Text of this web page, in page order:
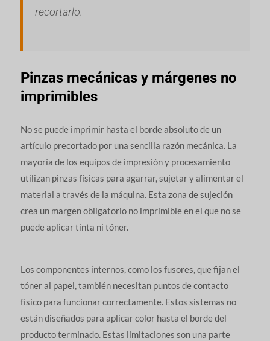
recortarlo.
Pinzas mecánicas y márgenes no
imprimibles
No se puede imprimir hasta el borde absoluto de un
artículo precortado por una sencilla razón mecánica. La
mayoría de los equipos de impresión y procesamiento
utilizan pinzas físicas para agarrar, sujetar y alimentar el
material a través de la máquina. Esta zona de sujeción
crea un margen obligatorio no imprimible en el que no se
puede aplicar tinta ni tóner.
Los componentes internos, como los fusores, que fijan el
tóner al papel, también necesitan puntos de contacto
físico para funcionar correctamente. Estos sistemas no
están diseñados para aplicar color hasta el borde del
producto terminado. Estas limitaciones son una parte